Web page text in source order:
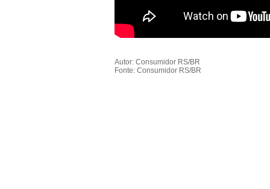
Autor: Consumidor RS/BR
Fonte: Consumidor RS/BR